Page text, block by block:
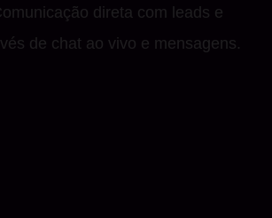
direta com leads e
de chat ao vivo e mensagens.